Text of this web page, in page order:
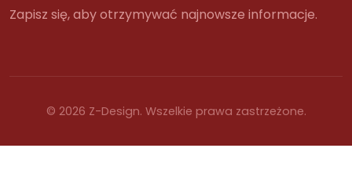
Zapisz się, aby otrzymywać najnowsze informacje.
© 2026 Z-Design. Wszelkie prawa zastrzeżone.